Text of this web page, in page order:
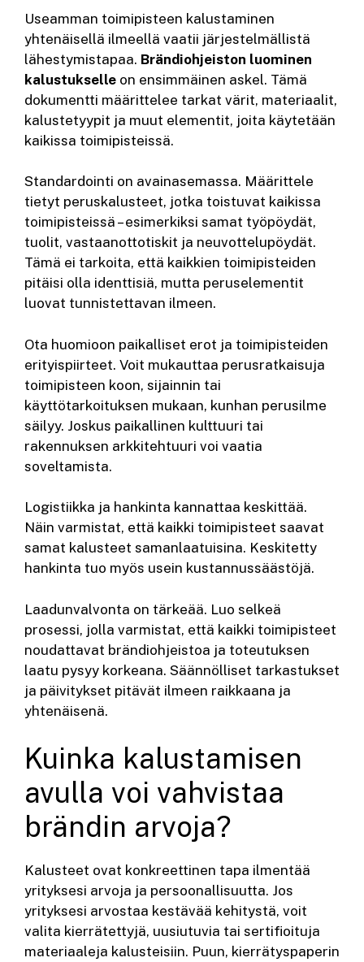
Useamman toimipisteen kalustaminen
yhtenäisellä ilmeellä vaatii järjestelmällistä
lähestymistapaa. Brändiohjeiston luominen
kalustukselle on ensimmäinen askel. Tämä
dokumentti määrittelee tarkat värit, materiaalit,
kalustetyypit ja muut elementit, joita käytetään
kaikissa toimipisteissä.
Standardointi on avainasemassa. Määrittele
tietyt peruskalusteet, jotka toistuvat kaikissa
toimipisteissä – esimerkiksi samat työpöydät,
tuolit, vastaanottotiskit ja neuvottelupöydät.
Tämä ei tarkoita, että kaikkien toimipisteiden
pitäisi olla identtisiä, mutta peruselementit
luovat tunnistettavan ilmeen.
Ota huomioon paikalliset erot ja toimipisteiden
erityispiirteet. Voit mukauttaa perusratkaisuja
toimipisteen koon, sijainnin tai
käyttötarkoituksen mukaan, kunhan perusilme
säilyy. Joskus paikallinen kulttuuri tai
rakennuksen arkkitehtuuri voi vaatia
soveltamista.
Logistiikka ja hankinta kannattaa keskittää.
Näin varmistat, että kaikki toimipisteet saavat
samat kalusteet samanlaatuisina. Keskitetty
hankinta tuo myös usein kustannussäästöjä.
Laadunvalvonta on tärkeää. Luo selkeä
prosessi, jolla varmistat, että kaikki toimipisteet
noudattavat brändiohjeistoa ja toteutuksen
laatu pysyy korkeana. Säännölliset tarkastukset
ja päivitykset pitävät ilmeen raikkaana ja
yhtenäisenä.
Kuinka kalustamisen
avulla voi vahvistaa
brändin arvoja?
Kalusteet ovat konkreettinen tapa ilmentää
yrityksesi arvoja ja persoonallisuutta. Jos
yrityksesi arvostaa kestävää kehitystä, voit
valita kierrätettyjä, uusiutuvia tai sertifioituja
materiaaleja kalusteisiin. Puun, kierrätyspaperin